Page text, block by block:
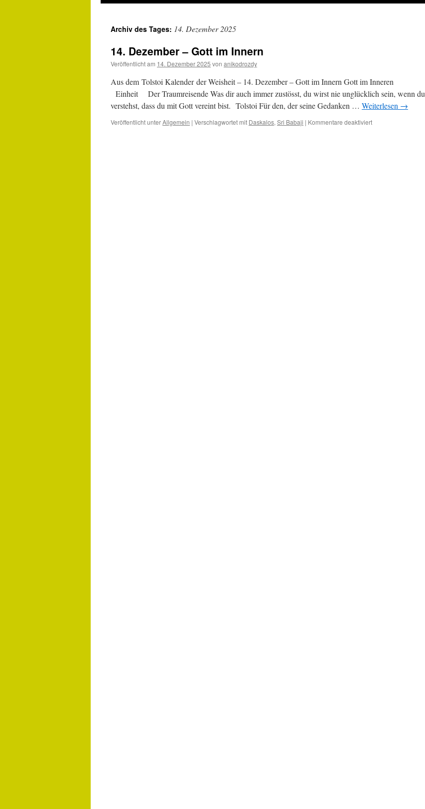
Archiv des Tages: 14. Dezember 2025
14. Dezember – Gott im Innern
Veröffentlicht am 14. Dezember 2025 von anikodrozdy
Aus dem Tolstoi Kalender der Weisheit – 14. Dezember – Gott im Innern Gott im Inneren
Einheit Der Traumreisende Was dir auch immer zustösst, du wirst nie unglücklich sein, wenn du
verstehst, dass du mit Gott vereint bist. Tolstoi Für den, der seine Gedanken … Weiterlesen →
Veröffentlicht unterAllgemein | Verschlagwortet mit Daskalos, Sri Babaji | Kommentare deaktiviertfür